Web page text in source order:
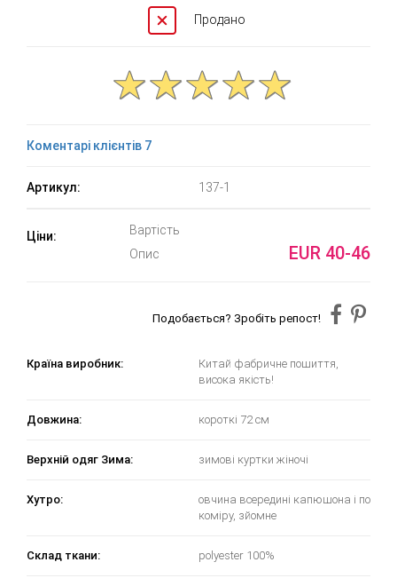
Продано
Коментарі клієнтів 7
Артикул: 137-1
Ціни:
Вартість
Опис
EUR 40-46
Подобається? Зробіть репост!
Країна виробник:
Китай фабричне пошиття,
висока якість!
Довжина: короткі 72 см
Верхній одяг Зима: зимові куртки жіночі
Хутро:
овчина всередині капюшона і по
коміру, зйомне
Склад ткани: polyester 100%